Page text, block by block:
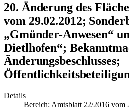
20. Änderung des
vom 29.02.2012;
„Gmünder-Anwesen“
Dietlhofen“;
Änderungsbeschlusses;
Details
Bereich: Amtsblatt 22/2016 vom